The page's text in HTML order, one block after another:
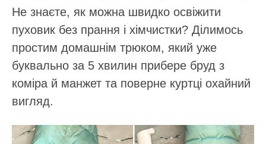
Не знаєте, як можна швидко освіжити
пуховик без прання і хімчистки? Ділимось
простим домашнім трюком, який уже
буквально за 5 хвилин прибере бруд з
коміра й манжет та поверне куртці охайний
вигляд.